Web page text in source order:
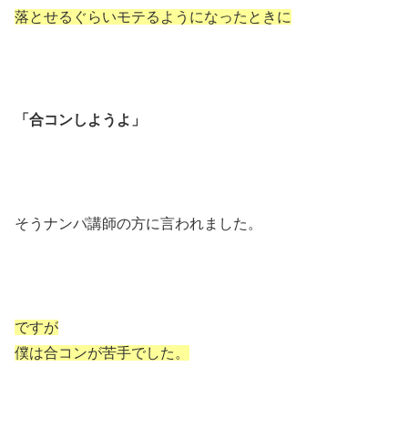
落とせるぐらいモテるようになったときに
「合コンしようよ」
そうナンパ講師の方に言われました。
ですが
僕は合コンが苦手でした。